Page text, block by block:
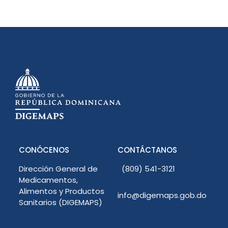
CONÓCENOS
Dirección General de
Medicamentos,
Alimentos y Productos
Sanitarios (DIGEMAPS)
CONTÁCTANOS
(809) 541-3121
info@digemaps.gob.do